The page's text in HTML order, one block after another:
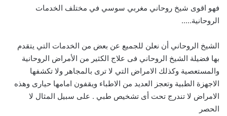
فهو اقوى شيخ روحاني مغربي سوسي في مختلف الخدمات
الروحانية…..
الشيخ الروحاني أن نعلن للجميع عن بعض من الخدمات التي يتقدم
بها فضيلة الشيخ الروحاني فى علاج الكثير من الأمراض الروحانية
والمستعصية وكذلك الامراض التي لا ترى بالمجاهر ولا تكشفها
الاجهزة الطبية وتعجز العديد من الاطباء ويقفون امامها حيارى وهذه
الامراض لا تندرج تحت أى تشخيص طبي . على سبيل المثال لا
الحصر